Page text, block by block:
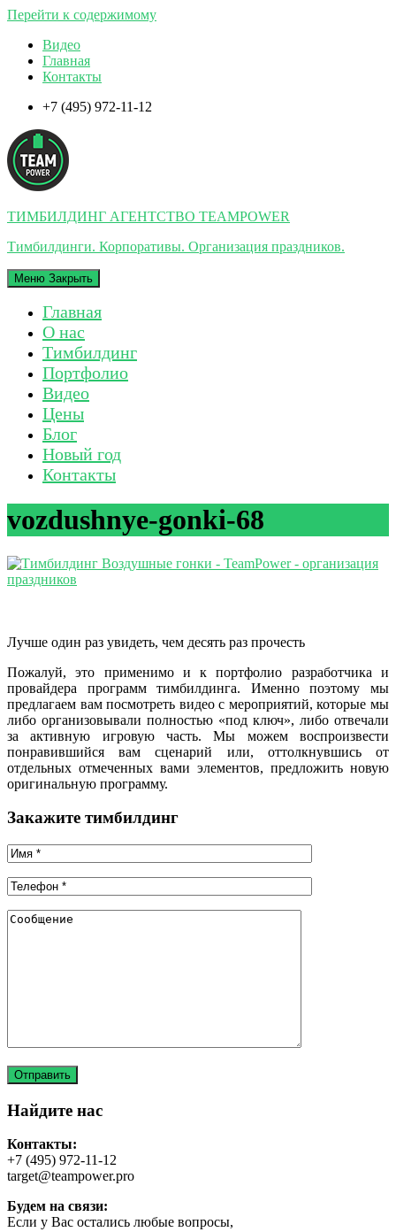
Перейти к содержимому
Видео
Главная
Контакты
+7 (495) 972-11-12
ТИМБИЛДИНГ АГЕНТСТВО TEAMPOWER
Тимбилдинги. Корпоративы. Организация праздников.
Меню Закрыть
Главная
О нас
Тимбилдинг
Портфолио
Видео
Цены
Блог
Новый год
Контакты
vozdushnye-gonki-68
Лучше один раз увидеть, чем десять раз прочесть
Пожалуй, это применимо и к портфолио разработчика и
провайдера программ тимбилдинга. Именно поэтому мы
предлагаем вам посмотреть видео с мероприятий, которые мы
либо организовывали полностью «под ключ», либо отвечали
за активную игровую часть. Мы можем воспроизвести
понравившийся вам сценарий или, оттолкнувшись от
отдельных отмеченных вами элементов, предложить новую
оригинальную программу.
Закажите тимбилдинг
Найдите нас
Контакты:
+7 (495) 972-11-12
target@teampower.pro
Будем на связи:
Если у Вас остались любые вопросы,